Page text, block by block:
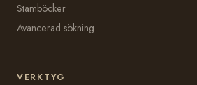
Stamböcker
Avancerad sökning
VERKTYG